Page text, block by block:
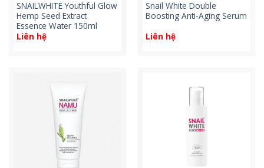
SNAILWHITE Youthful Glow
Hemp Seed Extract
Essence Water 150ml
Liên hệ
Snail White Double
Boosting Anti-Aging Serum
Liên hệ